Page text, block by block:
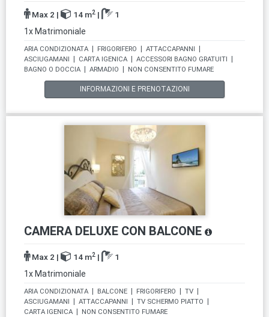
Max 2 | 14 m2 |
1
1x Matrimoniale
ARIA CONDIZIONATA FRIGORIFERO ATTACCAPANNI
ASCIUGAMANI
CARTA IGENICA ACCESSORI BAGNO GRATUITI
BAGNO O DOCCIA
ARMADIO NON CONSENTITO FUMARE
INFORMAZIONI E PRENOTAZIONI
CAMERA DELUXE CON BALCONE
Max 2 | 14 m2 |
1
1x Matrimoniale
ARIA CONDIZIONATA BALCONE FRIGORIFERO TV
ASCIUGAMANI
ATTACCAPANNI TV SCHERMO PIATTO
CARTA IGENICA
NON CONSENTITO FUMARE